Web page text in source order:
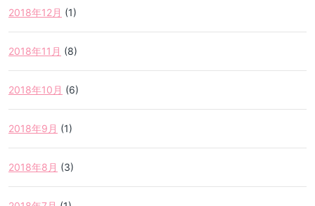
2018年12月 (1)
2018年11月 (8)
2018年10月 (6)
2018年9月 (1)
2018年8月 (3)